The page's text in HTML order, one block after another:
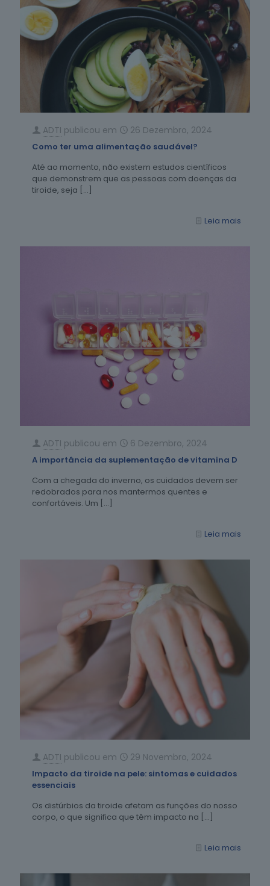
ADTI publicou em 26 Dezembro, 2024
Como ter uma alimentação saudável?
Até ao momento, não existem estudos científicos
que demonstrem que as pessoas com doenças da
tiroide, seja […]
Leia mais
ADTI publicou em 6 Dezembro, 2024
A importância da suplementação de vitamina D
Com a chegada do inverno, os cuidados devem ser
redobrados para nos mantermos quentes e
confortáveis. Um […]
Leia mais
ADTI publicou em 29 Novembro, 2024
Impacto da tiroide na pele: sintomas e cuidados
essenciais
Os distúrbios da tiroide afetam as funções do nosso
corpo, o que significa que têm impacto na […]
Leia mais